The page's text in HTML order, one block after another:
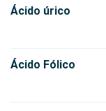
Ácido úrico
Ácido Fólico